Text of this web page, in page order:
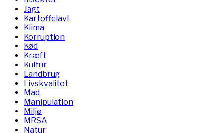
Jagt
Kartoffelavl
Klima
Korruption
Kød
Kræft
Kultur
Landbrug
Livskvalitet
Mad
Manipulation
Miljø
MRSA
Natur